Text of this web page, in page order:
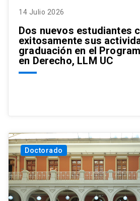
14 Julio 2026
Dos nuevos estudiantes
exitosamente sus
graduación en el
en Derecho, LLM UC
Doctorado